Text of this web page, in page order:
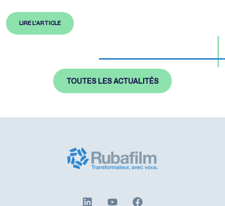
certains postes. Dans cet article de blog, Rubafilm se
focalise sur celui concernant l’emballage. Les nouvelles
Voici cinq points clés…
LIRE L'ARTICLE
TOUTES LES ACTUALITÉS